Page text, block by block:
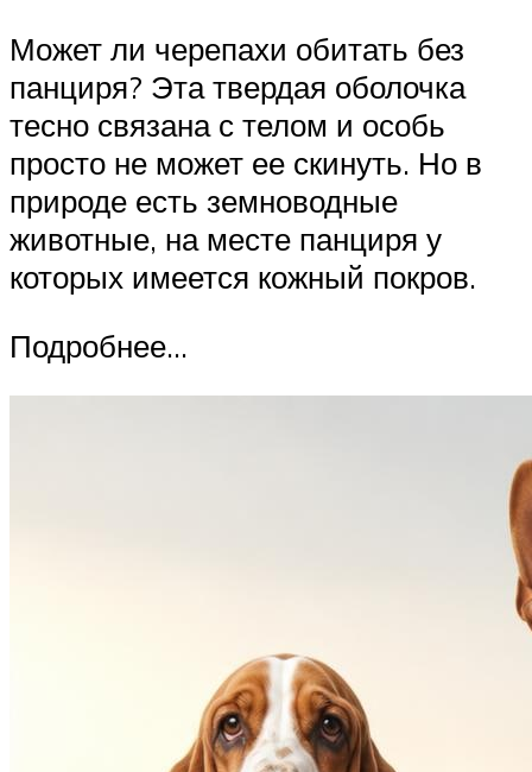
Может ли черепахи обитать без
панциря? Эта твердая оболочка
тесно связана с телом и особь
просто не может ее скинуть. Но в
природе есть земноводные
животные, на месте панциря у
которых имеется кожный покров.
Подробнее…